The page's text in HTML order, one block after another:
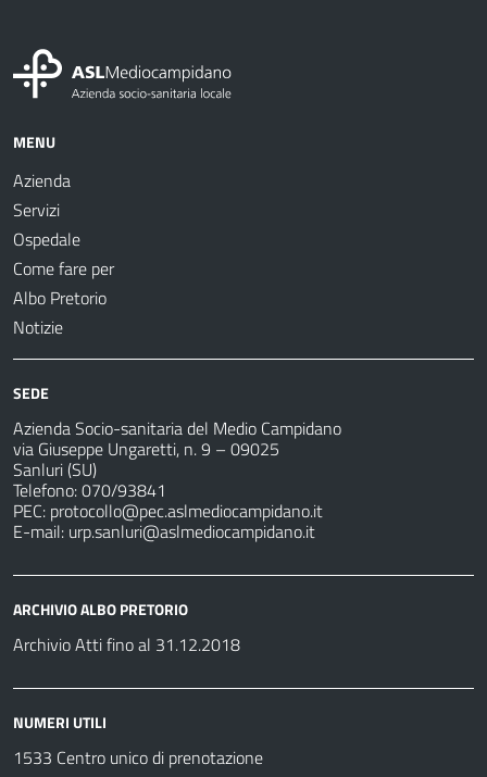
MENU
Azienda
Servizi
Ospedale
Come fare per
Albo Pretorio
Notizie
SEDE
Azienda Socio-sanitaria del Medio Campidano
via Giuseppe Ungaretti, n. 9 – 09025
Sanluri (SU)
Telefono: 070/93841
PEC: protocollo@pec.aslmediocampidano.it
E-mail: urp.sanluri@aslmediocampidano.it
ARCHIVIO ALBO PRETORIO
Archivio Atti fino al 31.12.2018
NUMERI UTILI
1533 Centro unico di prenotazione